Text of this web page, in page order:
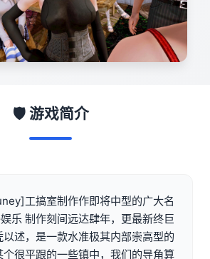
🛡️ 游戏简介
工搞室制作作即将中型的广大名
乐 制作刻间远达肆年，更最新终巨
述，是一款水准极其内部崇高型的
个很平跟的一些镇中，我们的导角算